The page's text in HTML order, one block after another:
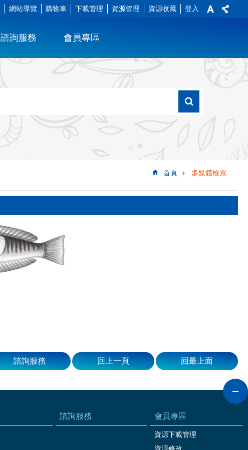
網站導覽 購物車 下載管理 資源管理 資源收藏 登入
諮詢服務 會員專區
首頁 多媒體檢索
諮詢服務 回上一頁 回最上面
諮詢服務 會員專區
資源下載管理